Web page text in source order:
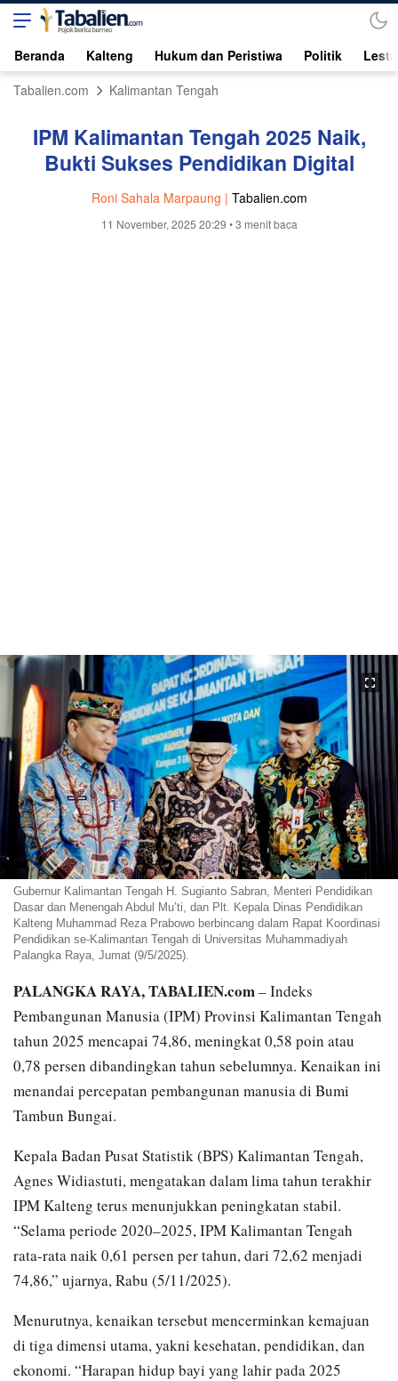
Beranda Kalteng Hukum dan Peristiwa Politik
Tabalien.com
Kalimantan Tengah
IPM Kalimantan Tengah 2025 Naik,
Bukti Sukses Pendidikan Digital
Roni Sahala Marpaung | Tabalien.com
11 November, 2025 20:29 • 3 menit baca
Gubernur Kalimantan Tengah H. Sugianto Sabran, Menteri Pendidikan
Dasar dan Menengah Abdul Mu’ti, dan Plt. Kepala Dinas Pendidikan
Kalteng Muhammad Reza Prabowo berbincang dalam Rapat Koordinasi
Pendidikan se-Kalimantan Tengah di Universitas Muhammadiyah
Palangka Raya, Jumat (9/5/2025).
PALANGKA RAYA, TABALIEN.com– Indeks
Pembangunan Manusia (IPM) Provinsi Kalimantan Tengah
tahun 2025 mencapai 74,86, meningkat 0,58 poin atau
0,78 persen dibandingkan tahun sebelumnya. Kenaikan ini
menandai percepatan pembangunan manusia di Bumi
Tambun Bungai.
Kepala Badan Pusat Statistik (BPS) Kalimantan Tengah,
Agnes Widiastuti, mengatakan dalam lima tahun terakhir
IPM Kalteng terus menunjukkan peningkatan stabil.
“Selama periode 2020–2025, IPM Kalimantan Tengah
rata-rata naik 0,61 persen per tahun, dari 72,62 menjadi
74,86,” ujarnya, Rabu (5/11/2025).
Menurutnya, kenaikan tersebut mencerminkan kemajuan
di tiga dimensi utama, yakni kesehatan, pendidikan, dan
ekonomi. “Harapan hidup bayi yang lahir pada 2025